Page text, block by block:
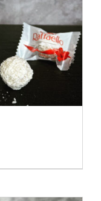
DETAILS